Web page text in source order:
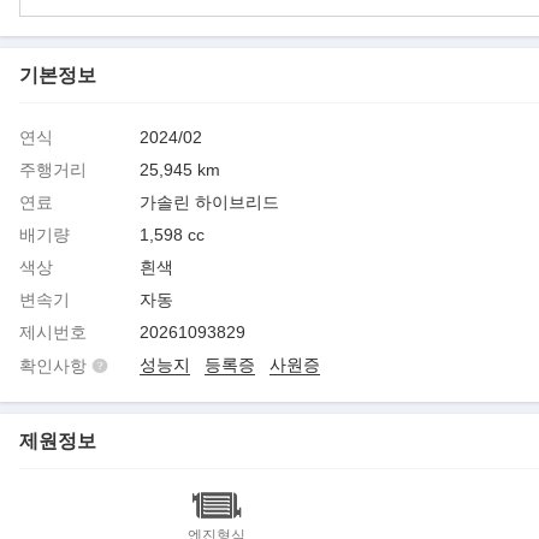
기본정보
연식
2024/02
주행거리
25,945 km
연료
가솔린 하이브리드
배기량
1,598 cc
색상
흰색
변속기
자동
제시번호
20261093829
확인사항
성능지 등록증 사원증
제원정보
엔진형식